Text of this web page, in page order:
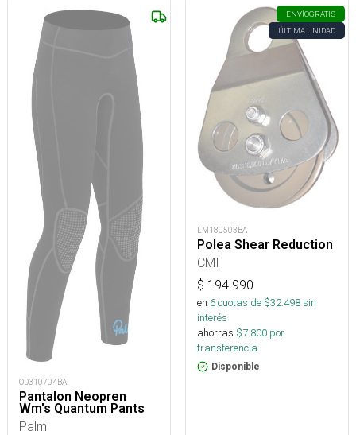
OD310704BA
Pantalon Neopren
Wm's Quantum Pants
Palm
ENVÍOGRATIS
ÚLTIMA UNIDAD
LM180503BA
Polea Shear Reduction
CMI
$ 194.990
en 6cuotas de $32.498sin
interés
ahorras $7.800 por
transferencia.
Disponible